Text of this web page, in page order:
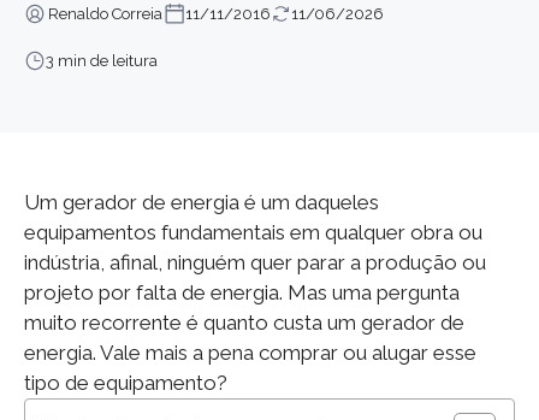
Renaldo Correia 11/11/2016 11/06/2026
3 min de leitura
Um gerador de energia é um daqueles
equipamentos fundamentais em qualquer obra ou
indústria, afinal, ninguém quer parar a produção ou
projeto por falta de energia. Mas uma pergunta
muito recorrente é quanto custa um gerador de
energia. Vale mais a pena comprar ou alugar esse
tipo de equipamento?